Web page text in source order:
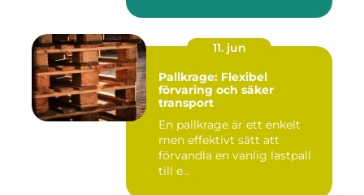
11. jun
Pallkrage: Flexibel
förvaring och säker
transport
En pallkrage är ett enkelt
men effektivt sätt att
förvandla en vanlig lastpall
till e...